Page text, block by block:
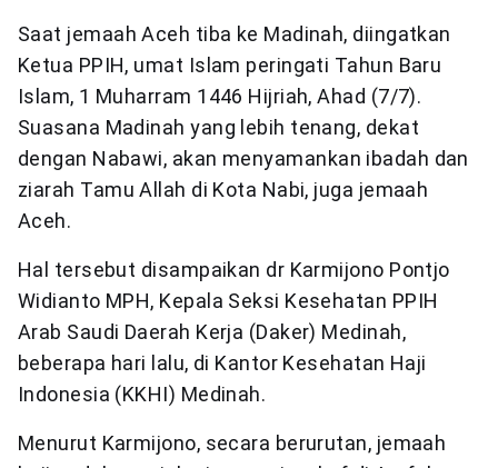
Saat jemaah Aceh tiba ke Madinah, diingatkan
Ketua PPIH, umat Islam peringati Tahun Baru
Islam, 1 Muharram 1446 Hijriah, Ahad (7/7).
Suasana Madinah yang lebih tenang, dekat
dengan Nabawi, akan menyamankan ibadah dan
ziarah Tamu Allah di Kota Nabi, juga jemaah
Aceh.
Hal tersebut disampaikan dr Karmijono Pontjo
Widianto MPH, Kepala Seksi Kesehatan PPIH
Arab Saudi Daerah Kerja (Daker) Medinah,
beberapa hari lalu, di Kantor Kesehatan Haji
Indonesia (KKHI) Medinah.
Menurut Karmijono, secara berurutan, jemaah